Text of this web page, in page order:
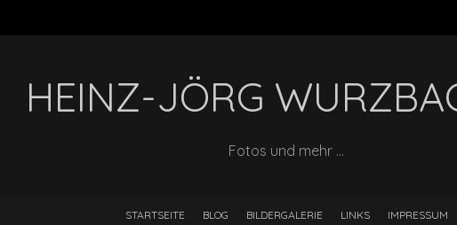
HEINZ-JÖRG
Fotos und mehr …
STARTSEITE BLOG BILDERGALERIE LINKS IMPRESSUM